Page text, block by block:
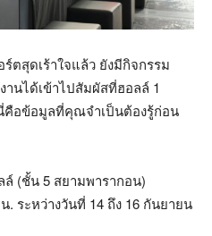
ตสุดเร้าใจแล้ว ยังมีกิจกรรม
นได้เข้าไปสัมผัสที่ฮอลล์ 1
คือข้อมูลที่คุณจำเป็นต้องรู้ก่อน
(ชั้น 5 สยามพารากอน)
. ระหว่างวันที่ 14 ถึง 16 กันยายน